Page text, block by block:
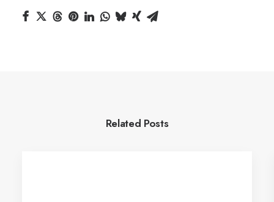
Related Posts